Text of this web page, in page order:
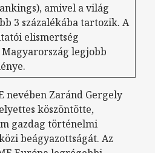
amivel a világ
3 százalékába tartozik. A
elismertség
legjobb
nevében Zaránd Gergely
köszöntötte,
gazdag történelmi
beágyazottságát. Az